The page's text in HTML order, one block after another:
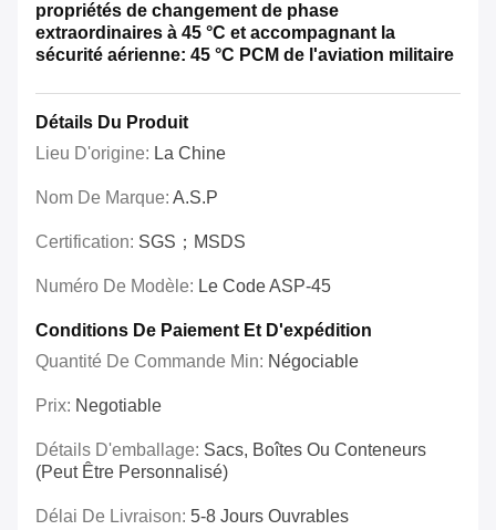
propriétés de changement de phase
extraordinaires à 45 °C et accompagnant la
sécurité aérienne: 45 °C PCM de l'aviation militaire
Détails Du Produit
Lieu D'origine: La Chine
Nom De Marque: A.S.P
Certification: SGS；MSDS
Numéro De Modèle: Le Code ASP-45
Conditions De Paiement Et D'expédition
Quantité De Commande Min: Négociable
Prix: Negotiable
Détails D'emballage: Sacs, Boîtes Ou Conteneurs
(peut Être Personnalisé)
Délai De Livraison: 5-8 Jours Ouvrables